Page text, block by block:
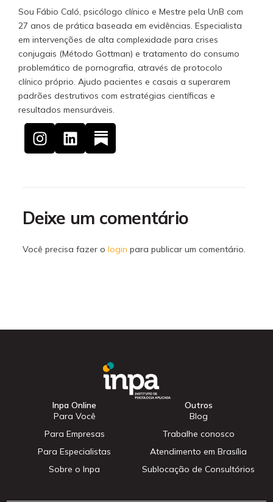
Sou Fábio Caló, psicólogo clínico e Mestre pela UnB com
27 anos de prática baseada em evidências. Especialista
em intervenções de alta complexidade para crises
conjugais (Método Gottman) e tratamento do consumo
problemático de pornografia, através de protocolo
clínico próprio. Ajudo pacientes e casais a superarem
padrões destrutivos com estratégias científicas e
resultados mensuráveis.
Deixe um comentário
Você precisa fazer o login para publicar um comentário.
Inpa Online
Para Você
Para Empresas
Para Especialistas
Sobre o Inpa
Outros
Blog
Trabalhe conosco
Atendimento em Brasília
Sublocação de Consultórios